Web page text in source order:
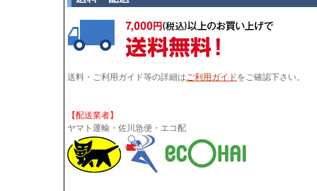
送料・ご利用ガイド等の詳細はご利用ガイドをご確認下さい。
【配送業者】
ヤマト運輸・佐川急便・エコ配